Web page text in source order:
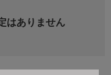
はありません